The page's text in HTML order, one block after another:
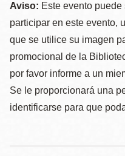
Aviso: Este evento puede
participar en este evento,
que se utilice su imagen
promocional de la
por favor informe a un
Se le proporcionará una
identificarse para que